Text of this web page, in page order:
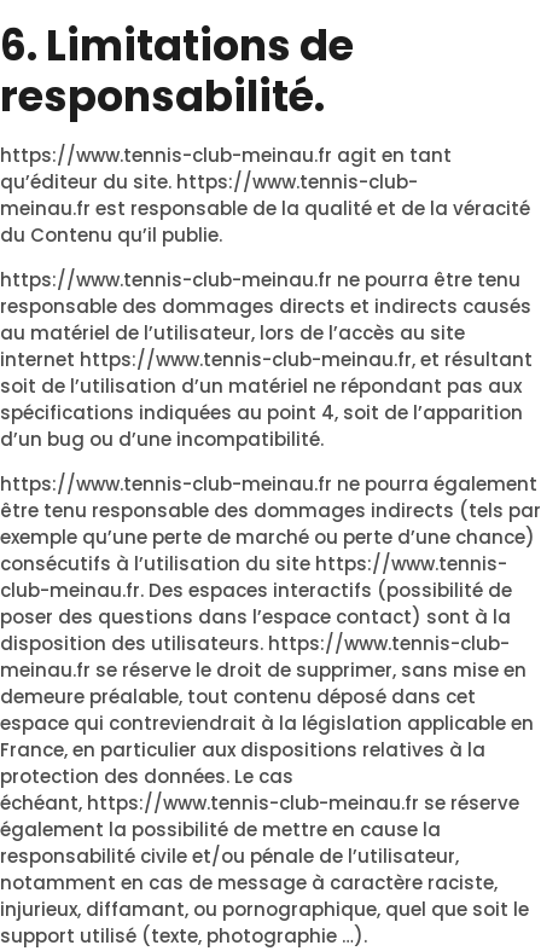
6. Limitations de
responsabilité.
https://www.tennis-club-meinau.fr agit en tant
qu’éditeur du site. https://www.tennis-club-
meinau.fr est responsable de la qualité et de la véracité
du Contenu qu’il publie.
https://www.tennis-club-meinau.fr ne pourra être tenu
responsable des dommages directs et indirects causés
au matériel de l’utilisateur, lors de l’accès au site
internet https://www.tennis-club-meinau.fr, et résultant
soit de l’utilisation d’un matériel ne répondant pas aux
spécifications indiquées au point 4, soit de l’apparition
d’un bug ou d’une incompatibilité.
https://www.tennis-club-meinau.fr ne pourra également
être tenu responsable des dommages indirects (tels par
exemple qu’une perte de marché ou perte d’une chance)
consécutifs à l’utilisation du site https://www.tennis-
club-meinau.fr. Des espaces interactifs (possibilité de
poser des questions dans l’espace contact) sont à la
disposition des utilisateurs. https://www.tennis-club-
meinau.fr se réserve le droit de supprimer, sans mise en
demeure préalable, tout contenu déposé dans cet
espace qui contreviendrait à la législation applicable en
France, en particulier aux dispositions relatives à la
protection des données. Le cas
échéant, https://www.tennis-club-meinau.fr se réserve
également la possibilité de mettre en cause la
responsabilité civile et/ou pénale de l’utilisateur,
notamment en cas de message à caractère raciste,
injurieux, diffamant, ou pornographique, quel que soit le
support utilisé (texte, photographie …).